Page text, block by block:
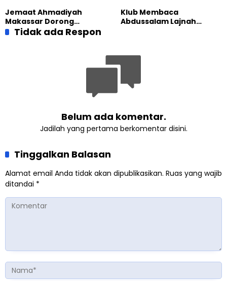
yang Militan
Masa Depan
Jemaat Ahmadiyah
Makassar Dorong
Kesadaran Lingkungan
Lewat Edukasi Ekoteologi
Klub Membaca
Abdussalam Lajnah
Tidak ada Respon
Belum ada komentar.
Jadilah yang pertama berkomentar disini.
Tinggalkan Balasan
Alamat email Anda tidak akan dipublikasikan. Ruas yang wajib
ditandai *